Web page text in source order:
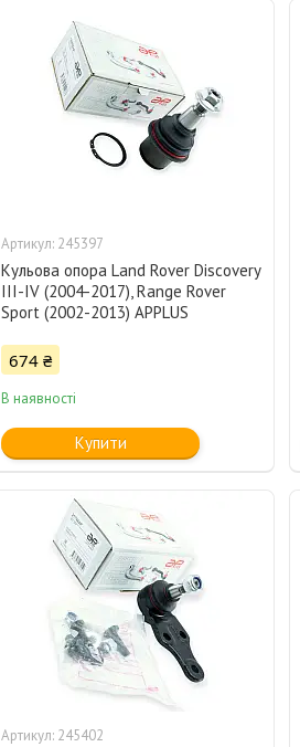
245397
Кульова опора Land Rover Discovery
III-IV (2004-2017), Range Rover
Sport (2002-2013) APPLUS
674 ₴
В наявності
Купити
245402